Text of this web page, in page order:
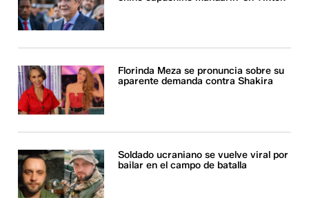
Florinda Meza se pronuncia sobre su
aparente demanda contra Shakira
Soldado ucraniano se vuelve viral por
bailar en el campo de batalla